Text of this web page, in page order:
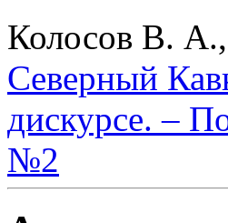
Колосов В.
Северный
дискурсе. –
№2